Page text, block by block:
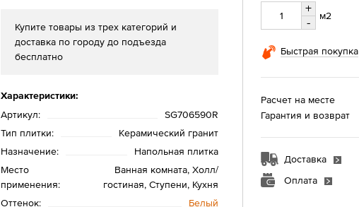
Купите товары из трех категорий и
доставка по городу до подъезда
бесплатно
Характеристики:
Артикул:
SG706590R
Тип плитки:
Керамический гранит
Назначение:
Напольная плитка
Место
применения:
Ванная комната, Холл/
гостиная, Ступени, Кухня
Оттенок:
Белый
+
-
м2
Быстрая покупка
Расчет на месте
Гарантия и возврат
Доставка
Оплата